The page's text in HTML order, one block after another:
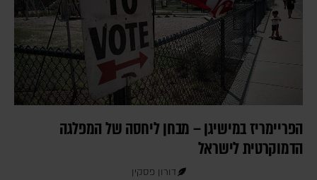
הפריימריז במישיגן – מבחן ליחסה של המפלגה
הדמוקרטית לישראל
דורון פסקין